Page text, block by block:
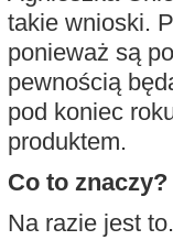
takie wnioski.
ponieważ są
pewnością
pod koniec
produktem.
Co to znaczy?
Na razie jest